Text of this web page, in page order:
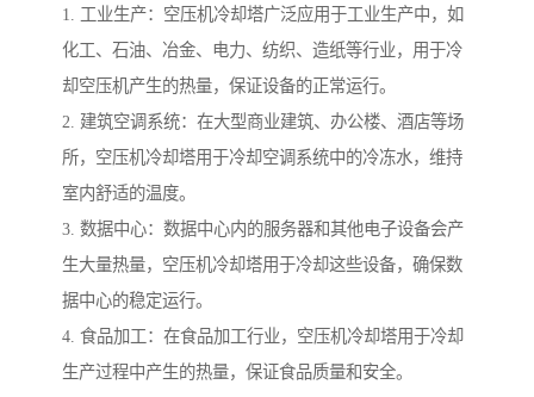
1. 工业生产：空压机冷却塔广泛应用于工业生产中，如
化工、石油、冶金、电力、纺织、造纸等行业，用于冷
却空压机产生的热量，保证设备的正常运行。
2. 建筑空调系统：在大型商业建筑、办公楼、酒店等场
所，空压机冷却塔用于冷却空调系统中的冷冻水，维持
室内舒适的温度。
3. 数据中心：数据中心内的服务器和其他电子设备会产
生大量热量，空压机冷却塔用于冷却这些设备，确保数
据中心的稳定运行。
4. 食品加工：在食品加工行业，空压机冷却塔用于冷却
生产过程中产生的热量，保证食品质量和安全。